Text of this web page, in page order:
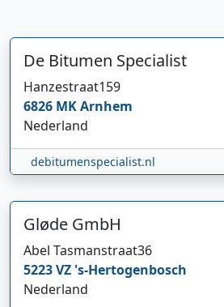
De Bitumen Specialist
Hanzestraat159
6826 MKArnhem
Nederland
debitumenspecialist.nl
Gløde GmbH
Abel Tasmanstraat36
5223 VZ 's-Hertogenbosch
Nederland